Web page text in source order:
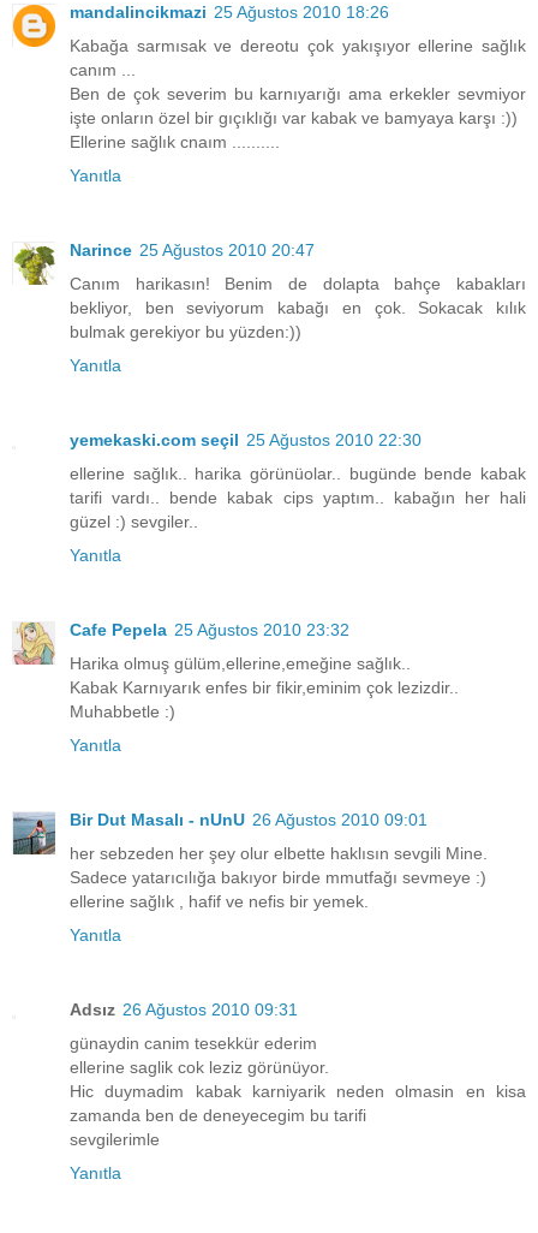
mandalincikmazi 25 Ağustos 2010 18:26
Kabağa sarmısak ve dereotu çok yakışıyor ellerine sağlık
canım ...
Ben de çok severim bu karnıyarığı ama erkekler sevmiyor
işte onların özel bir gıçıklığı var kabak ve bamyaya karşı :))
Ellerine sağlık cnaım ..........
Yanıtla
Narince 25 Ağustos 2010 20:47
Canım harikasın! Benim de dolapta bahçe kabakları
bekliyor, ben seviyorum kabağı en çok. Sokacak kılık
bulmak gerekiyor bu yüzden:))
Yanıtla
yemekaski.com seçil 25 Ağustos 2010 22:30
ellerine sağlık.. harika görünüolar.. bugünde bende kabak
tarifi vardı.. bende kabak cips yaptım.. kabağın her hali
güzel :) sevgiler..
Yanıtla
Cafe Pepela 25 Ağustos 2010 23:32
Harika olmuş gülüm,ellerine,emeğine sağlık..
Kabak Karnıyarık enfes bir fikir,eminim çok lezizdir..
Muhabbetle :)
Yanıtla
Bir Dut Masalı - nUnU 26 Ağustos 2010 09:01
her sebzeden her şey olur elbette haklısın sevgili Mine.
Sadece yatarıcılığa bakıyor birde mmutfağı sevmeye :)
ellerine sağlık , hafif ve nefis bir yemek.
Yanıtla
Adsız 26 Ağustos 2010 09:31
günaydin canim tesekkür ederim
ellerine saglik cok leziz görünüyor.
Hic duymadim kabak karniyarik neden olmasin en kisa
zamanda ben de deneyecegim bu tarifi
sevgilerimle
Yanıtla